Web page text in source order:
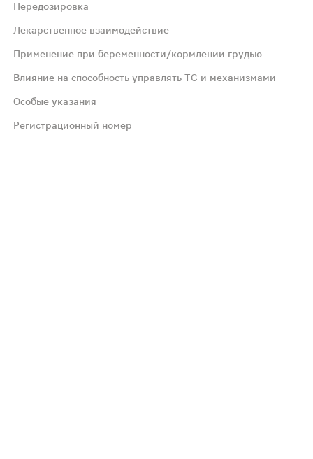
воспаления.
астмы, крапивницы и симптоматика
Передозировка
Лекарственное взаимодействие
Применение при беременности/кормлении грудью
Влияние на способность управлять ТС и механизмами
Особые указания
Регистрационный номер